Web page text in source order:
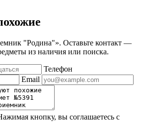
"Родина"». Оставьте контакт —
из наличия или поиска.
Телефон
Email
кнопку, вы соглашаетесь с